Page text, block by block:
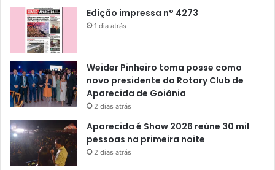
Edição impressa n° 4273
1 dia atrás
Weider Pinheiro toma posse como
novo presidente do Rotary Club de
Aparecida de Goiânia
2 dias atrás
Aparecida é Show 2026 reúne 30 mil
pessoas na primeira noite
2 dias atrás